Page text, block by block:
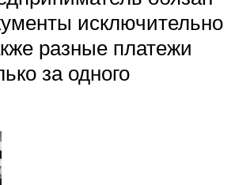
исключительно
разные платежи
за одного